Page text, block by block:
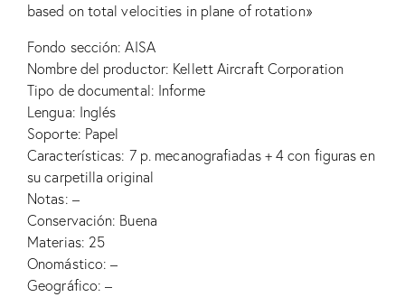
based on total velocities in plane of rotation»
Fondo sección: AISA
Nombre del productor: Kellett Aircraft Corporation
Tipo de documental: Informe
Lengua: Inglés
Soporte: Papel
Características: 7 p. mecanografiadas + 4 con figuras en
su carpetilla original
Notas: –
Conservación: Buena
Materias: 25
Onomástico: –
Geográfico: –